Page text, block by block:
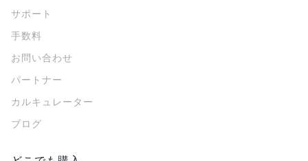
サポート
手数料
お問い合わせ
パートナー
カルキュレーター
ブログ